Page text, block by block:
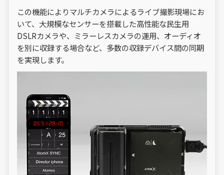
この機能によりマルチカメラによるライブ撮影現場にお
いて、大規模なセンサーを搭載した高性能な民生用
DSLRカメラや、ミラーレスカメラの運用、オーディオ
を別に収録する場合など、多数の収録デバイス間の同期
を実現します。